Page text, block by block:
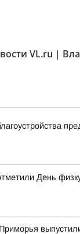
VL.ru |
День